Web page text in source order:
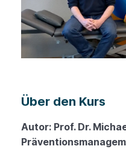
Über den Kurs
Autor: Prof. Dr.